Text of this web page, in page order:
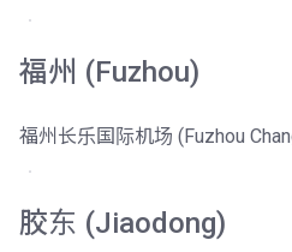
福州 (Fuzhou)
福州长乐国际机场 (Fuzhou
胶东 (Jiaodong)